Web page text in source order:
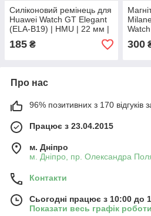
Силіконовий ремінець для
Huawei Watch GT Elegant
(ELA-B19) | HMU | 22 мм |
чорний та сірий
185 ₴
B19)
300
Про нас
96% позитивних з 170 відгуків
Працює з 23.04.2015
м. Дніпро
м. Дніпро, пр. Олександра
Контакти
Сьогодні працює з 10:00 до
Показати весь графік роботи